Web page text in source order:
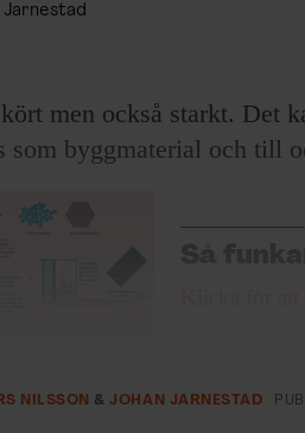
Jarnestad
men också starkt. Det
som byggmaterial och till
NILSSON & JOHAN JARNESTAD